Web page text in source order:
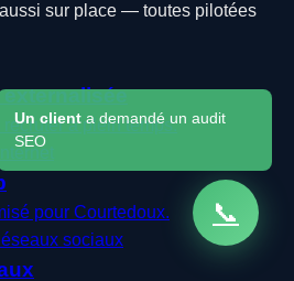
sur place — toutes pilotées
à plein temps.
pour Courtedoux.
sociaux
📞
Un client a demandé un audit
SEO